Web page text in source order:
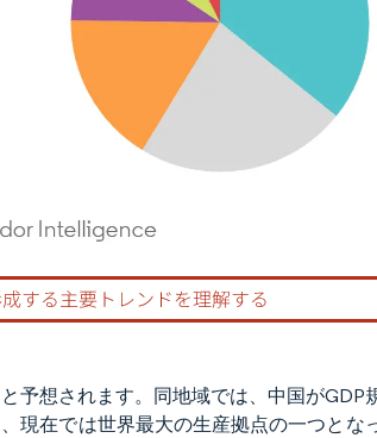
表示が必要です。
予想されます。同地域では、中国が
現在では世界最大の生産拠点の一つと